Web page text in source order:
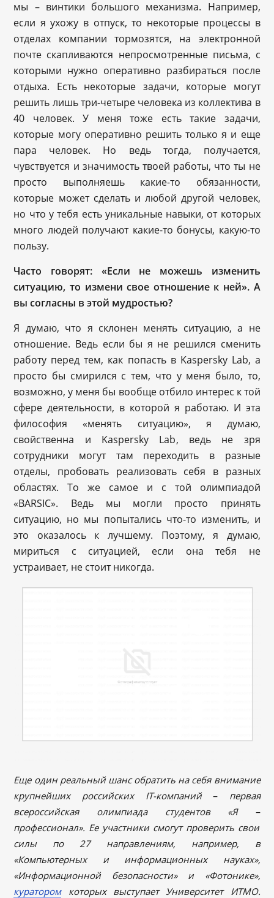
мы – винтики большого механизма. Например,
если я ухожу в отпуск, то некоторые процессы в
отделах компании тормозятся, на электронной
почте скапливаются непросмотренные письма, с
которыми нужно оперативно разбираться после
отдыха. Есть некоторые задачи, которые могут
решить лишь три-четыре человека из коллектива в
40 человек. У меня тоже есть такие задачи,
которые могу оперативно решить только я и еще
пара человек. Но ведь тогда, получается,
чувствуется и значимость твоей работы, что ты не
просто выполняешь какие-то обязанности,
которые может сделать и любой другой человек,
но что у тебя есть уникальные навыки, от которых
много людей получают какие-то бонусы, какую-то
пользу.
Часто говорят: «Если не можешь изменить
ситуацию, то измени свое отношение к ней». А
вы согласны в этой мудростью?
Я думаю, что я склонен менять ситуацию, а не
отношение. Ведь если бы я не решился сменить
работу перед тем, как попасть в Kaspersky Lab, а
просто бы смирился с тем, что у меня было, то,
возможно, у меня бы вообще отбило интерес к той
сфере деятельности, в которой я работаю. И эта
философия «менять ситуацию», я думаю,
свойственна и Kaspersky Lab, ведь не зря
сотрудники могут там переходить в разные
отделы, пробовать реализовать себя в разных
областях. То же самое и с той олимпиадой
«BARSIC». Ведь мы могли просто принять
ситуацию, но мы попытались что-то изменить, и
это оказалось к лучшему. Поэтому, я думаю,
мириться с ситуацией, если она тебя не
устраивает, не стоит никогда.
Еще один реальный шанс обратить на себя внимание
крупнейших российских IT-компаний– первая
всероссийская олимпиада студентов «Я –
профессионал». Ее участники смогут проверить свои
силы по 27 направлениям, например, в
«Компьютерных и информационных науках»,
«Информационной безопасности» и «Фотонике»,
кураторомкоторых выступает Университет ИТМО.